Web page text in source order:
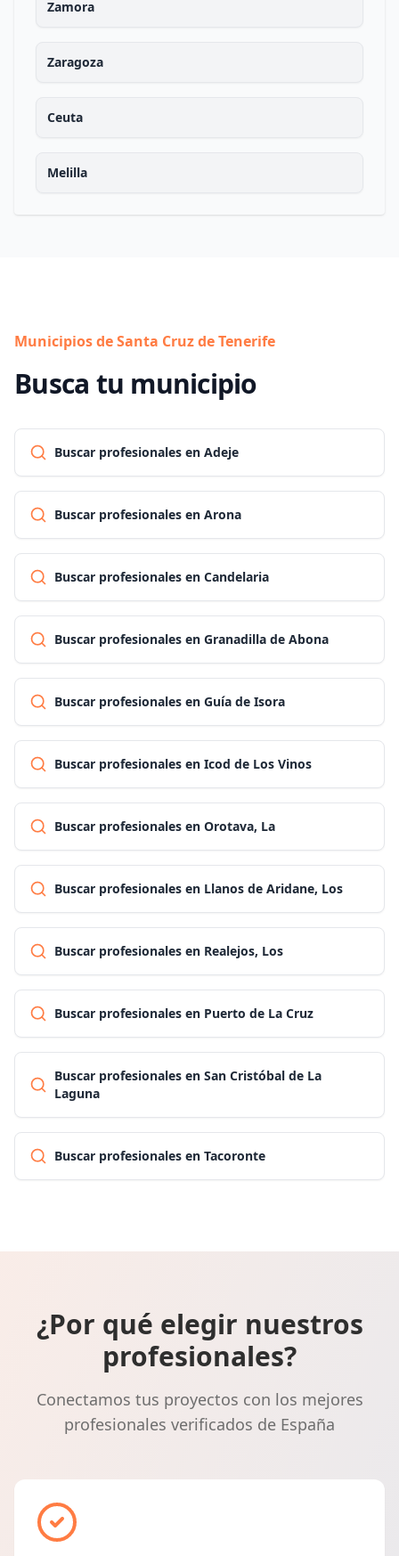
Zamora
Zaragoza
Ceuta
Melilla
Municipios de Santa Cruz de Tenerife
Busca tu municipio
Buscar profesionales en Adeje
Buscar profesionales en Arona
Buscar profesionales en Candelaria
Buscar profesionales en Granadilla de Abona
Buscar profesionales en Guía de Isora
Buscar profesionales en Icod de Los Vinos
Buscar profesionales en Orotava, La
Buscar profesionales en Llanos de Aridane, Los
Buscar profesionales en Realejos, Los
Buscar profesionales en Puerto de La Cruz
Buscar profesionales en San Cristóbal de La
Laguna
Buscar profesionales en Tacoronte
¿Por qué elegir nuestros
profesionales?
Conectamos tus proyectos con los mejores
profesionales verificados de España